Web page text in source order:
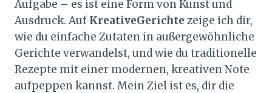
Aufgabe – es ist eine Form von Kunst und
Ausdruck. Auf KreativeGerichte zeige ich dir,
wie du einfache Zutaten in außergewöhnliche
Gerichte verwandelst, und wie du traditionelle
Rezepte mit einer modernen, kreativen Note
aufpeppen kannst. Mein Ziel ist es, dir die